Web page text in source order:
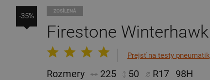
ZOSÍLENÁ
Firestone
Prejsť na testy
Rozmery 225 50 R17 98H
-35%